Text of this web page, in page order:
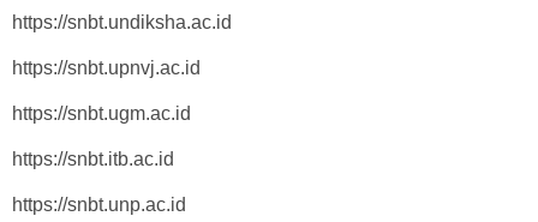
https://snbt.undiksha.ac.id
https://snbt.upnvj.ac.id
https://snbt.ugm.ac.id
https://snbt.itb.ac.id
https://snbt.unp.ac.id